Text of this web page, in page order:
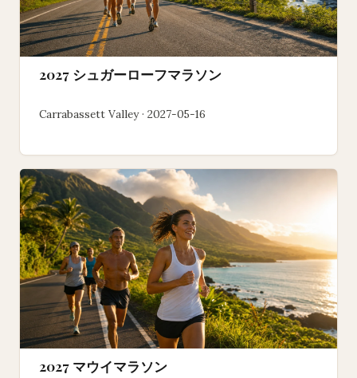
2027 シュガーローフマラソン
Carrabassett Valley · 2027-05-16
2027 マウイマラソン